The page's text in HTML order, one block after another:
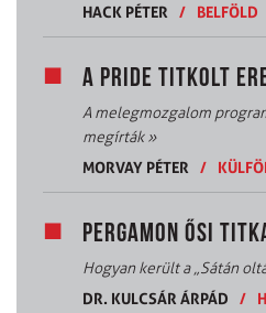
HACK PÉTER
/ BELFÖLD
A PRIDE TITKOLT
A melegmozgalom
megírták»
MORVAY PÉTER
/
PERGAMON ŐSI
Hogyan került a „Sátán
DR. KULCSÁR ÁRPÁD
/